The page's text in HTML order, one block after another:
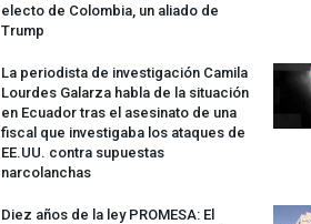
electo de Colombia, un aliado de
Trump
La periodista de investigación Camila
Lourdes Galarza habla de la situación
en Ecuador tras el asesinato de una
fiscal que investigaba los ataques de
EE.UU. contra supuestas
narcolanchas
Diez años de la ley PROMESA: El